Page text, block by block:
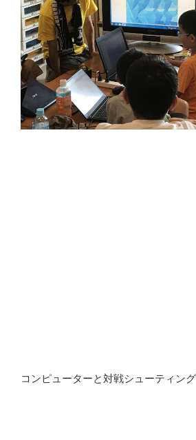
コンピューターと対戦シューティング